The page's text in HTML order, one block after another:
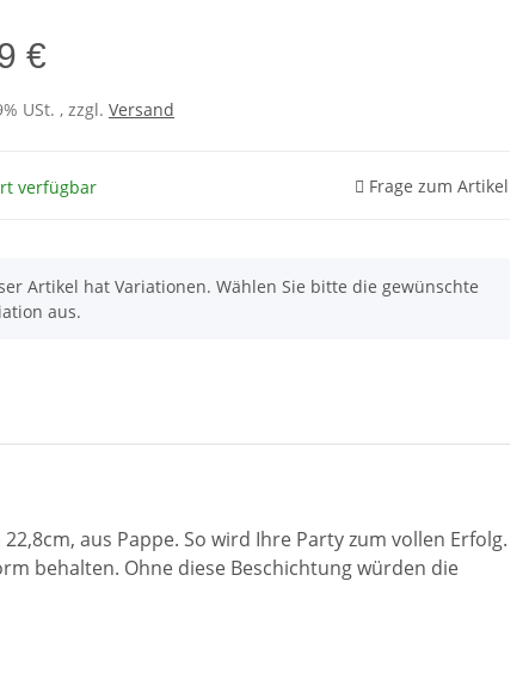
€
USt. , zzgl. Versand
verfügbar Frage zum Artikel
Artikel hat Variationen. Wählen Sie bitte die gewünschte
aus.
aus Pappe. So wird Ihre Party zum vollen Erfolg.
behalten. Ohne diese Beschichtung würden die